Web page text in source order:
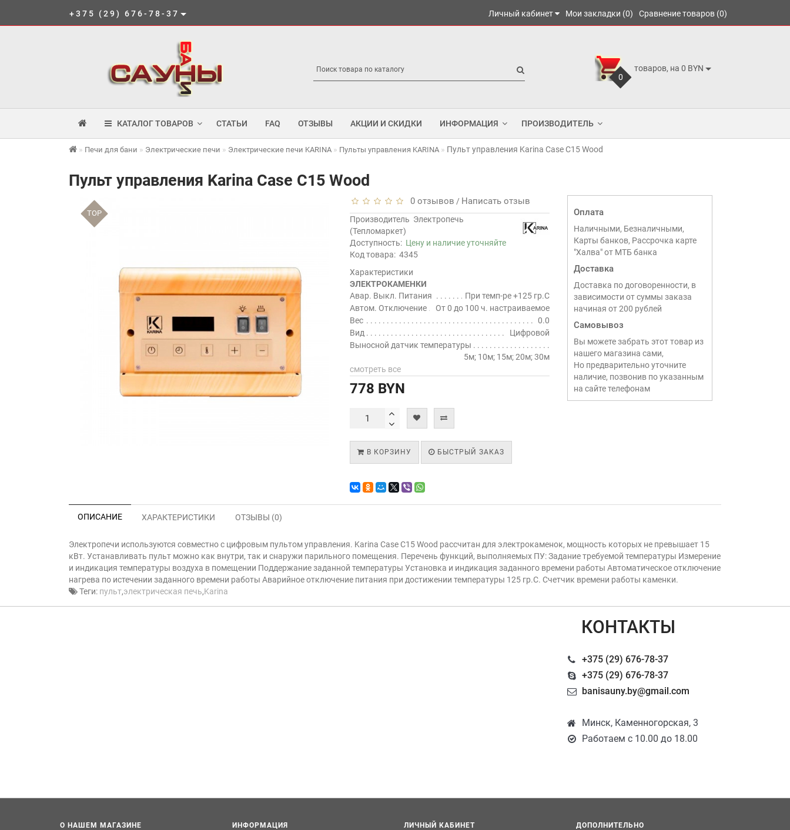
+375 (29) 676-78-37 Личный кабинет Мои закладки (0) Сравнение товаров (0)
0
товаров, на 0 BYN
КАТАЛОГ ТОВАРОВ СТАТЬИ FAQ ОТЗЫВЫ АКЦИИ И СКИДКИ ИНФОРМАЦИЯ ПРОИЗВОДИТЕЛЬ
Печи для бани Электрические печи Электрические печи KARINA Пульты управления KARINA Пульт управления Karina Case C15 Wood
Пульт управления Karina Case C15 Wood
TOP
0 отзывов / Написать отзыв
Производитель Электропечь
(Тепломаркет)
Доступность: Цену и наличие уточняйте
Код товара: 4345
Характеристики
ЭЛЕКТРОКАМЕНКИ
Авар. Выкл. Питания
При темп-ре +125 гр.С
Автом. Отключение
От 0 до 100 ч. настраиваемое
Вес
0.0
Вид
Цифровой
Выносной датчик температуры
5м; 10м; 15м; 20м; 30м
смотреть все
778 BYN
В КОРЗИНУ БЫСТРЫЙ ЗАКАЗ
Оплата
Наличными, Безналичными,
Карты банков, Рассрочка карте
"Халва" от МТБ банка
Доставка
Доставка по договоренности, в
зависимости от суммы заказа
начиная от 200 рублей
Самовывоз
Вы можете забрать этот товар из
нашего магазина сами,
Но предварительно уточните
наличие, позвонив по указанным
на сайте телефонам
ОПИСАНИЕ ХАРАКТЕРИСТИКИ ОТЗЫВЫ (0)
Электропечи используются совместно с цифровым пультом управления. Karina Case C15 Wood рассчитан для электрокаменок, мощность которых не превышает 15
кВт. Устанавливать пульт можно как внутри, так и снаружи парильного помещения. Перечень функций, выполняемых ПУ: Задание требуемой температуры Измерение
и индикация температуры воздуха в помещении Поддержание заданной температуры Установка и индикация заданного времени работы Автоматическое отключение
нагрева по истечении заданного времени работы Аварийное отключение питания при достижении температуры 125 гр.С. Счетчик времени работы каменки.
Теги: пульт,электрическая печь,Karina
КОНТАКТЫ
+375 (29) 676-78-37
+375 (29) 676-78-37
banisauny.by@gmail.com
Минск, Каменногорская, 3
Работаем с 10.00 до 18.00
О НАШЕМ МАГАЗИНЕ ИНФОРМАЦИЯ ЛИЧНЫЙ КАБИНЕТ ДОПОЛНИТЕЛЬНО